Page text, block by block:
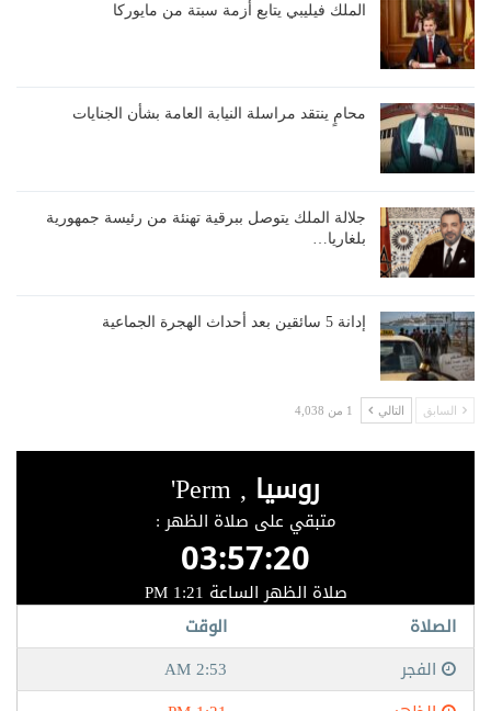
الملك فيليبي يتابع أزمة سبتة من مايوركا
محامٍ ينتقد مراسلة النيابة العامة بشأن الجنايات
جلالة الملك يتوصل ببرقية تهنئة من رئيسة جمهورية
بلغاريا…
إدانة 5 سائقين بعد أحداث الهجرة الجماعية
السابق التالي 1 من 4,038